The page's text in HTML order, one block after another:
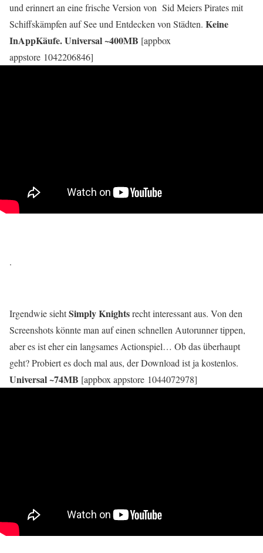
und erinnert an eine frische Version von Sid Meiers Pirates mit
Schiffskämpfen auf See und Entdecken von Städten. Keine
InAppKäufe. Universal ~400MB [appbox
appstore 1042206846]
.
Irgendwie siehtSimply Knightsrecht interessant aus. Von den
Screenshots könnte man auf einen schnellen Autorunner tippen,
aber es ist eher ein langsames Actionspiel… Ob das überhaupt
geht? Probiert es doch mal aus, der Download ist ja kostenlos.
Universal ~74MB [appbox appstore 1044072978]